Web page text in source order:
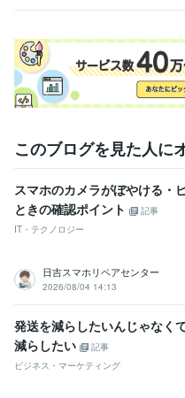
ガス溶接技能者 取得年 : 1980
得意分野
学習指導・資格・キャリア相談
学歴
このブログを見た人に
スマホのカメラがぼやける・
ときの確認ポイント
記事
IT・テクノロジー
日吉スマホリペアセンター
2026/08/04 14:13
発送を減らしたいんじゃなく
減らしたい
記事
ビジネス・マーケティング